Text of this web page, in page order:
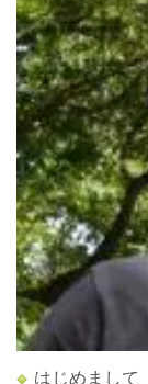
はじめまして